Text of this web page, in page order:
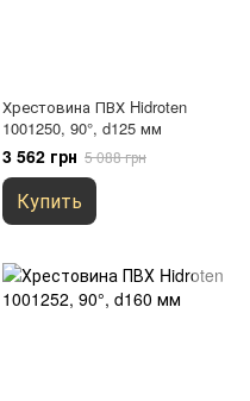
Хрестовина ПВХ Hidroten
1001250, 90°, d125 мм
3 562 грн 5 088 грн
Купить